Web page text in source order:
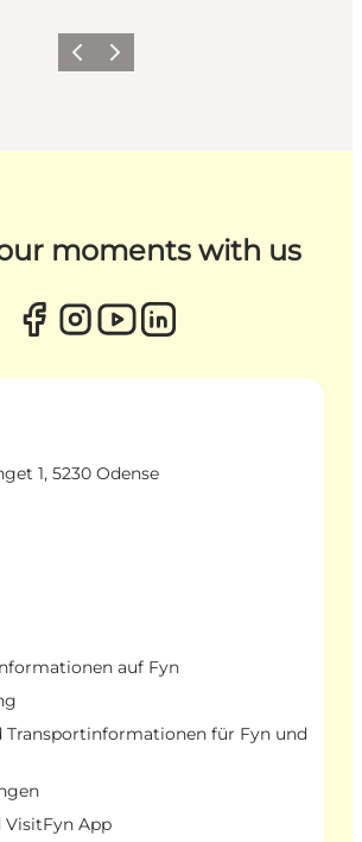
ZurückWeiter
moments with us
1, 5230 Odense
auf Fyn
Transportinformationen für Fyn und
VisitFyn App